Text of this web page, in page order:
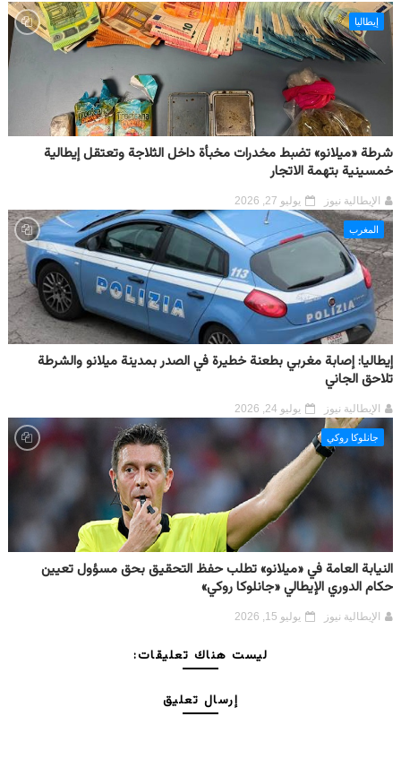
إيطاليا
شرطة «ميلانو» تضبط مخدرات مخبأة داخل الثلاجة وتعتقل إيطالية
خمسينية بتهمة الاتجار
الإيطالية نيوز يوليو 27, 2026
المغرب
إيطاليا: إصابة مغربي بطعنة خطيرة في الصدر بمدينة ميلانو والشرطة
تلاحق الجاني
الإيطالية نيوز يوليو 24, 2026
جانلوكا روكي
النيابة العامة في «ميلانو» تطلب حفظ التحقيق بحق مسؤول تعيين
حكام الدوري الإيطالي «جانلوكا روكي»
الإيطالية نيوز يوليو 15, 2026
ليست هناك تعليقات:
إرسال تعليق